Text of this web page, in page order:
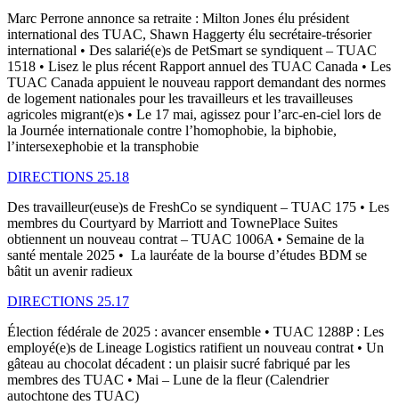
Marc Perrone annonce sa retraite : Milton Jones élu président
international des TUAC, Shawn Haggerty élu secrétaire-trésorier
international • Des salarié(e)s de PetSmart se syndiquent – TUAC
1518 • Lisez le plus récent Rapport annuel des TUAC Canada • Les
TUAC Canada appuient le nouveau rapport demandant des normes
de logement nationales pour les travailleurs et les travailleuses
agricoles migrant(e)s • Le 17 mai, agissez pour l’arc-en-ciel lors de
la Journée internationale contre l’homophobie, la biphobie,
l’intersexephobie et la transphobie
DIRECTIONS 25.18
Des travailleur(euse)s de FreshCo se syndiquent – TUAC 175 • Les
membres du Courtyard by Marriott and TownePlace Suites
obtiennent un nouveau contrat – TUAC 1006A • Semaine de la
santé mentale 2025 • La lauréate de la bourse d’études BDM se
bâtit un avenir radieux
DIRECTIONS 25.17
Élection fédérale de 2025 : avancer ensemble • TUAC 1288P : Les
employé(e)s de Lineage Logistics ratifient un nouveau contrat • Un
gâteau au chocolat décadent : un plaisir sucré fabriqué par les
membres des TUAC • Mai – Lune de la fleur (Calendrier
autochtone des TUAC)